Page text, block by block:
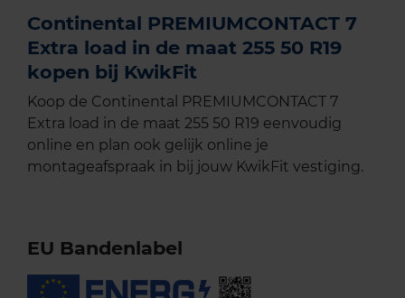
Continental PREMIUMCONTACT 7
Extra load in de maat 255 50 R19
kopen bij KwikFit
Koop de Continental PREMIUMCONTACT 7
Extra load in de maat 255 50 R19 eenvoudig
online en plan ook gelijk online je
montageafspraak in bij jouw KwikFit vestiging.
EU Bandenlabel